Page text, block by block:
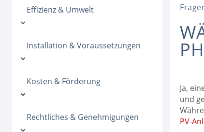
Effizienz & Umwelt
Installation & Voraussetzungen
Kosten & Förderung
Rechtliches & Genehmigungen
Ja,
und
PV-